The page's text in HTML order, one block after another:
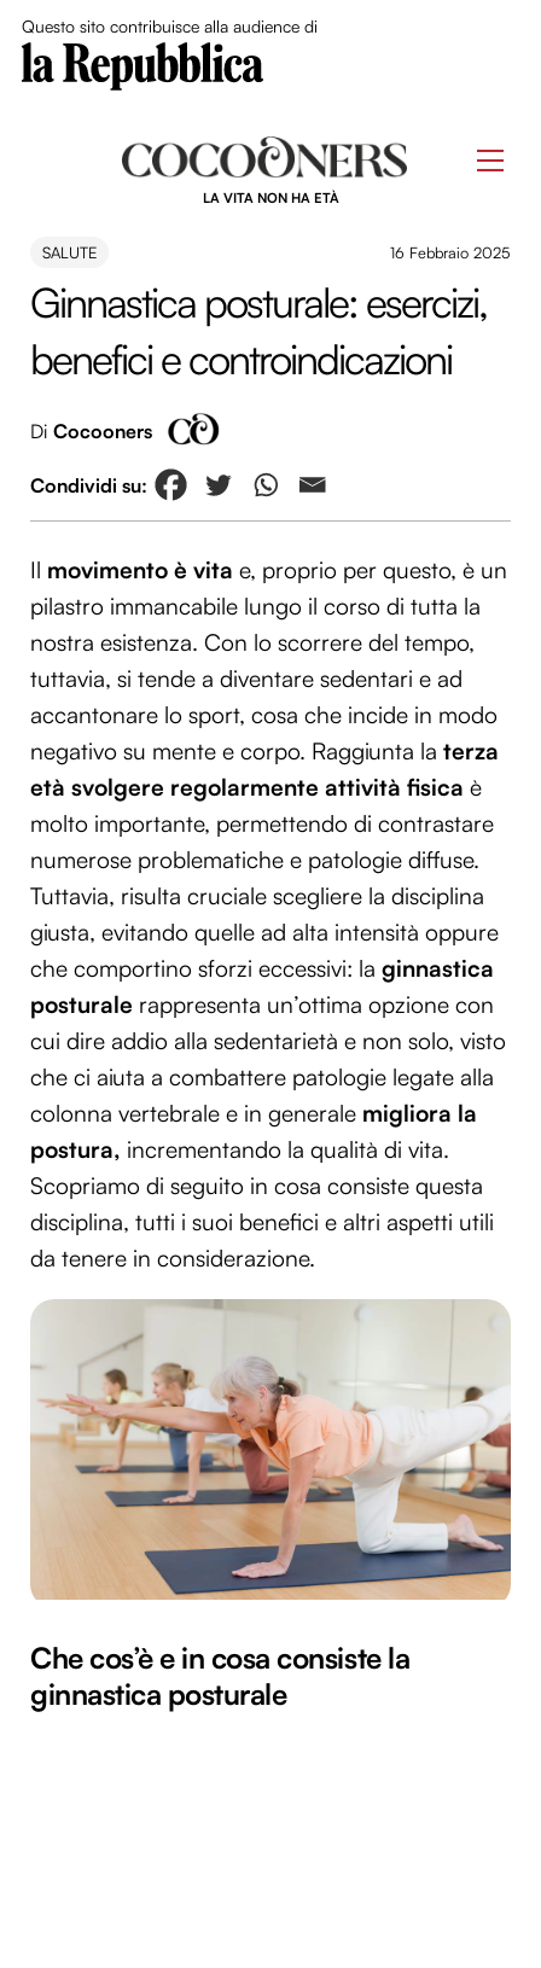
Questo sito contribuisce alla audience di
LA VITA NON HA ETÀ
SALUTE 16 Febbraio 2025
Ginnastica posturale: esercizi,
benefici e controindicazioni
Di Cocooners
Il movimento è vita e, proprio per questo, è un
pilastro immancabile lungo il corso di tutta la
nostra esistenza. Con lo scorrere del tempo,
tuttavia, si tende a diventare sedentari e ad
accantonare lo sport, cosa che incide in modo
negativo su mente e corpo. Raggiunta la terza
età svolgere regolarmente attività fisica è
molto importante, permettendo di contrastare
numerose problematiche e patologie diffuse.
Tuttavia, risulta cruciale scegliere la disciplina
giusta, evitando quelle ad alta intensità oppure
che comportino sforzi eccessivi: la ginnastica
posturale rappresenta un’ottima opzione con
cui dire addio alla sedentarietà e non solo, visto
che ci aiuta a combattere patologie legate alla
colonna vertebrale e in generale migliora la
postura, incrementando la qualità di vita.
Scopriamo di seguito in cosa consiste questa
disciplina, tutti i suoi benefici e altri aspetti utili
da tenere in considerazione.
Che cos’è e in cosa consiste la
ginnastica posturale